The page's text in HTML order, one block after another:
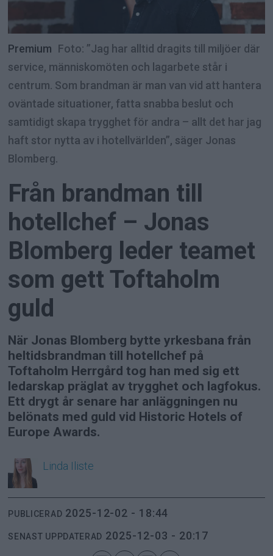
Premium Foto: ”Jag har alltid dragits till miljöer där
service, människomöten och lagarbete står i
centrum. Som brandman är man van vid att hantera
oväntade situationer, fatta snabba beslut och
samtidigt skapa trygghet för andra – allt det har jag
haft stor nytta av i hotellvärlden”, säger Jonas
Blomberg.
Från brandman till
hotellchef – Jonas
Blomberg leder teamet
som gett Toftaholm
guld
När Jonas Blomberg bytte yrkesbana från
heltidsbrandman till hotellchef på
Toftaholm Herrgård tog han med sig ett
ledarskap präglat av trygghet och lagfokus.
Ett drygt år senare har anläggningen nu
belönats med guld vid Historic Hotels of
Europe Awards.
Linda Iliste
PUBLICERAD 2025-12-02 - 18:44
SENAST UPPDATERAD 2025-12-03 - 20:17